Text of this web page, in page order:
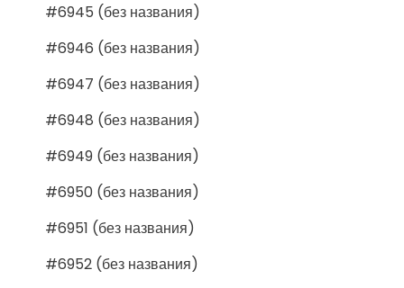
#6945 (без названия)
#6946 (без названия)
#6947 (без названия)
#6948 (без названия)
#6949 (без названия)
#6950 (без названия)
#6951 (без названия)
#6952 (без названия)